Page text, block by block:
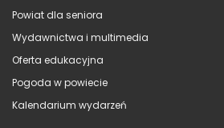
Powiat dla seniora
Wydawnictwa i multimedia
Oferta edukacyjna
Pogoda w powiecie
Kalendarium wydarzeń